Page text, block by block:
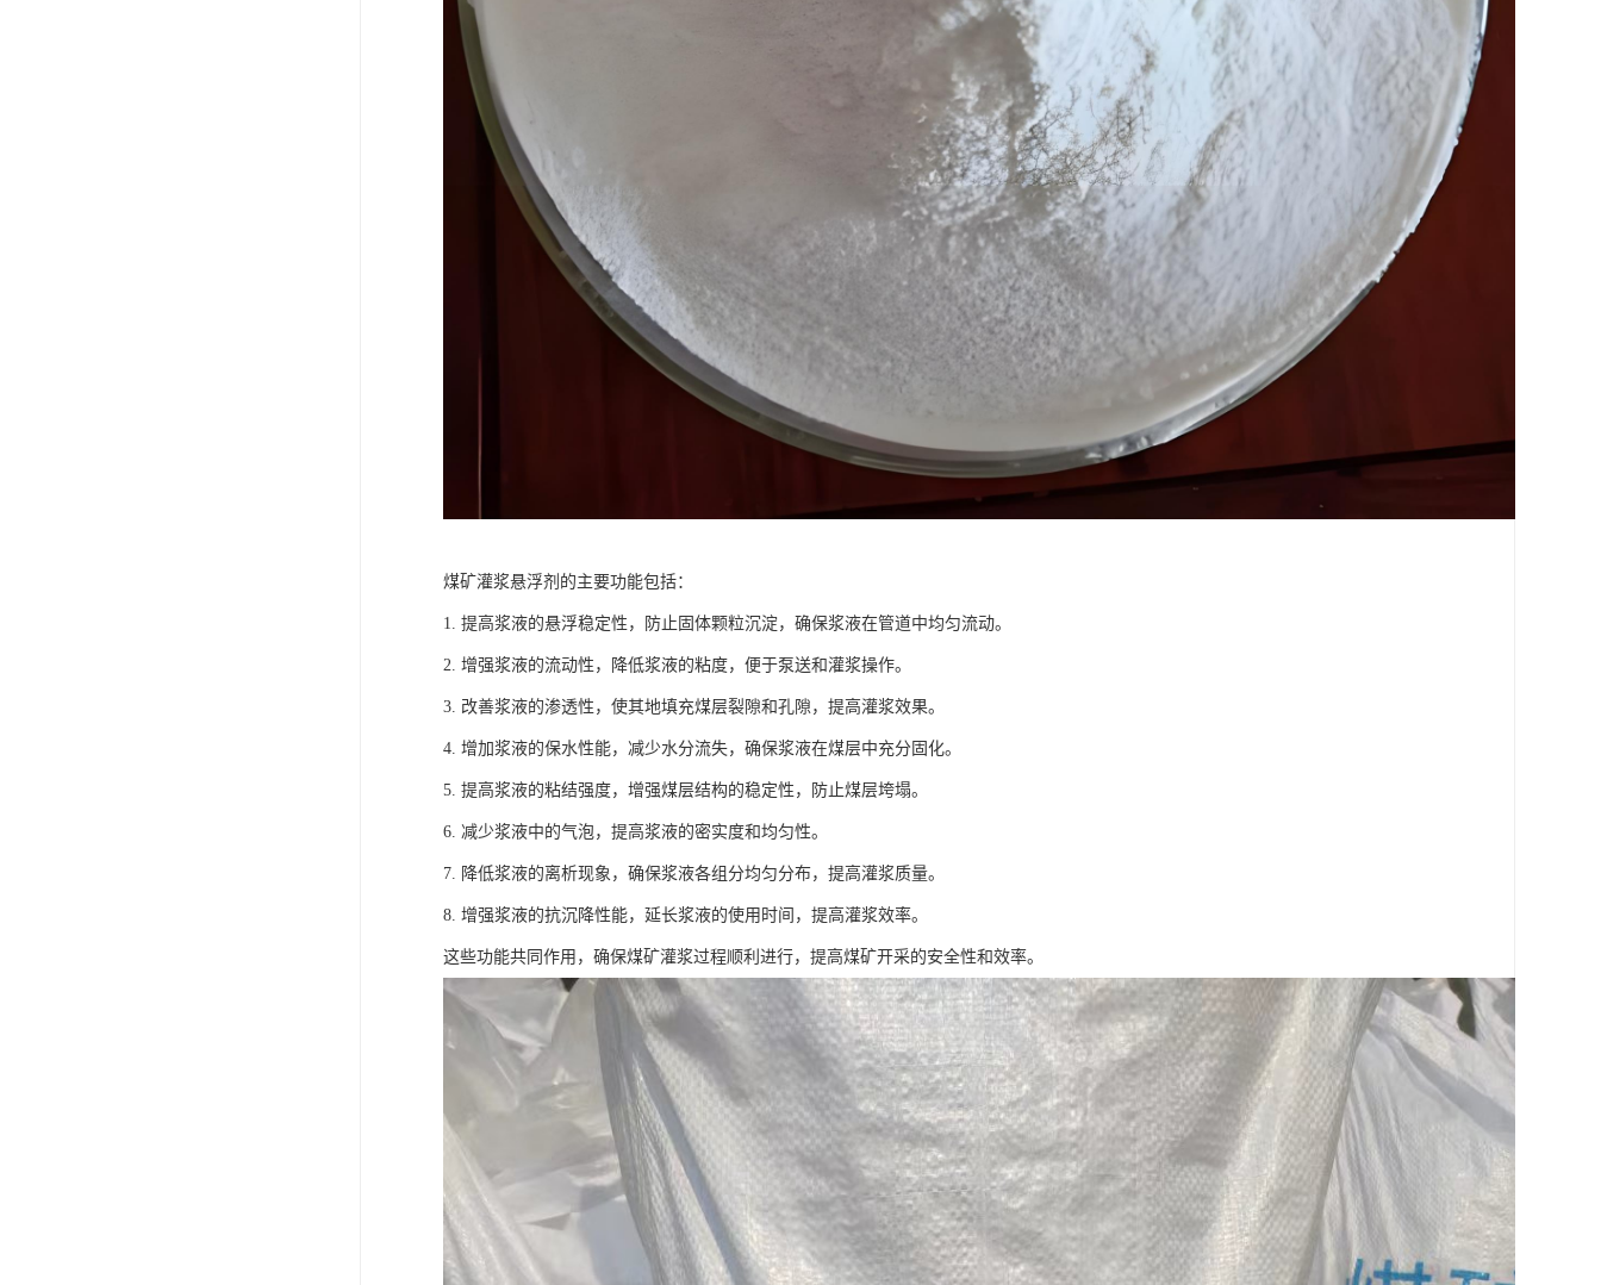
煤矿灌浆悬浮剂的主要功能包括：
1. 提高浆液的悬浮稳定性，防止固体颗粒沉淀，确保浆液在管道中均匀流动。
2. 增强浆液的流动性，降低浆液的粘度，便于泵送和灌浆操作。
3. 改善浆液的渗透性，使其地填充煤层裂隙和孔隙，提高灌浆效果。
4. 增加浆液的保水性能，减少水分流失，确保浆液在煤层中充分固化。
5. 提高浆液的粘结强度，增强煤层结构的稳定性，防止煤层垮塌。
6. 减少浆液中的气泡，提高浆液的密实度和均匀性。
7. 降低浆液的离析现象，确保浆液各组分均匀分布，提高灌浆质量。
8. 增强浆液的抗沉降性能，延长浆液的使用时间，提高灌浆效率。
这些功能共同作用，确保煤矿灌浆过程顺利进行，提高煤矿开采的安全性和效率。